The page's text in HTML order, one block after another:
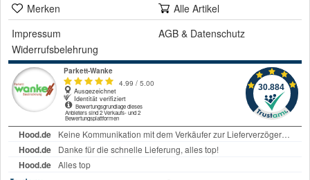
Merken
Alle Artikel
Impressum
AGB & Datenschutz
Widerrufsbelehrung